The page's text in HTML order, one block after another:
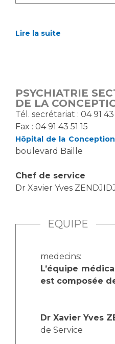
Lire la suite
PSYCHIATRIE
DE LA
T​él. secrétariat : 04 91 43
Fax : 04 91 43 51 15
Hôpital de la Conception
boulevard Baille
Chef de service
Dr Xavier Yves
EQUIPE
medecins:
L’équipe
est composée
Dr Xavier Yves
de Service